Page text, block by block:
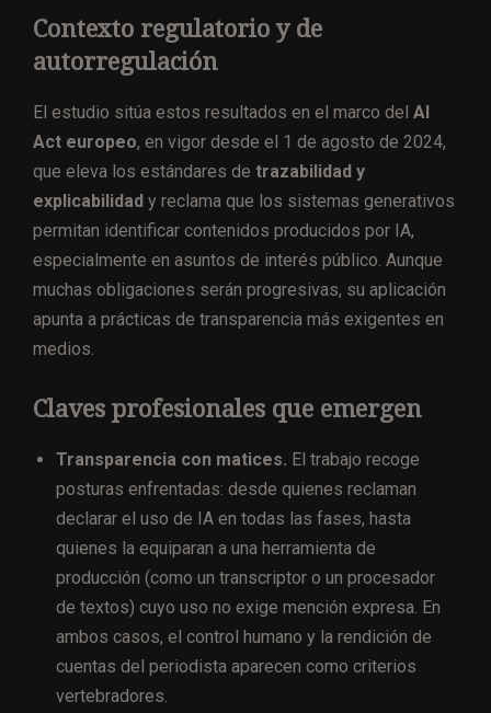
Contexto regulatorio y de
autorregulación
El estudio sitúa estos resultados en el marco del AI
Act europeo, en vigor desde el 1 de agosto de 2024,
que eleva los estándares de trazabilidad y
explicabilidad y reclama que los sistemas generativos
permitan identificar contenidos producidos por IA,
especialmente en asuntos de interés público. Aunque
muchas obligaciones serán progresivas, su aplicación
apunta a prácticas de transparencia más exigentes en
medios.
Claves profesionales que emergen
Transparencia con matices. El trabajo recoge
posturas enfrentadas: desde quienes reclaman
declarar el uso de IA en todas las fases, hasta
quienes la equiparan a una herramienta de
producción (como un transcriptor o un procesador
de textos) cuyo uso no exige mención expresa. En
ambos casos, el control humano y la rendición de
cuentas del periodista aparecen como criterios
vertebradores.